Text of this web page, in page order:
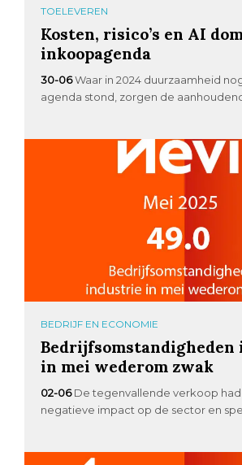
TOELEVEREN
Kosten, risico’s en AI
inkoopagenda
30-06Waar in 2024 duurzaamheid
agenda stond, zorgen de
BEDRIJF EN ECONOMIE
in mei wederom zwak
02-06 De tegenvallende verkoop
negatieve impact op de sector en